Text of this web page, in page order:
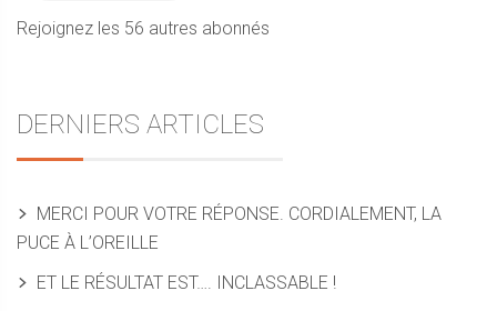
Rejoignez les 56 autres abonnés
DERNIERS ARTICLES
MERCI POUR VOTRE RÉPONSE. CORDIALEMENT, LA
PUCE À L’OREILLE
ET LE RÉSULTAT EST…. INCLASSABLE !